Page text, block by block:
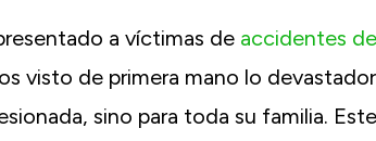
a víctimas de accidentes de
visto de primera mano lo
sino para toda su familia.